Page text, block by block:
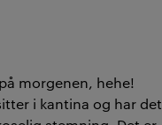
morgenen, hehe!
i kantina og har det